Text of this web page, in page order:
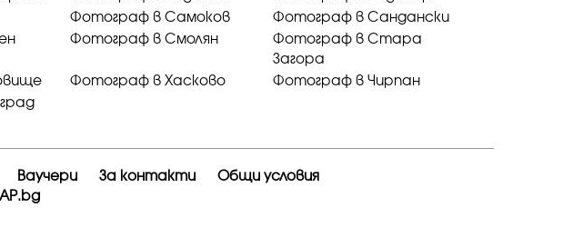
Фотограф в Самоков
Фотограф в Сандански
Фотограф в Смолян
Фотограф в Стара
Загора
Фотограф в Хасково
Фотограф в Чирпан
Ваучери За контакти Общи условия